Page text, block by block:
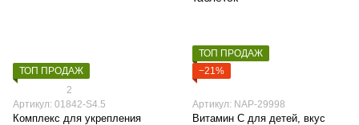
ТОП ПРОДАЖ
2
Артикул: 01842-S4.5
Комплекс для укрепления
ТОП ПРОДАЖ
−21%
Артикул: NAP-29998
Витамин C для детей, вкус